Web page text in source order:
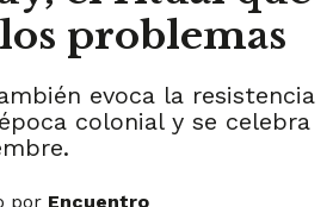
problemas
evoca la resistencia
colonial y se celebra
por Encuentro